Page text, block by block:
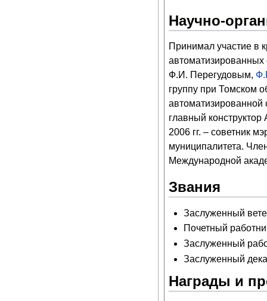
Научно-
Принимал участие в
Ф.И. Перегудовым,
группу при Томском
автоматизированной
главный
2006 гг. – советник
муниципалитета.
Международной
Звания
Заслуженный
Почетный
Заслуженный
Заслуженный
Награды и